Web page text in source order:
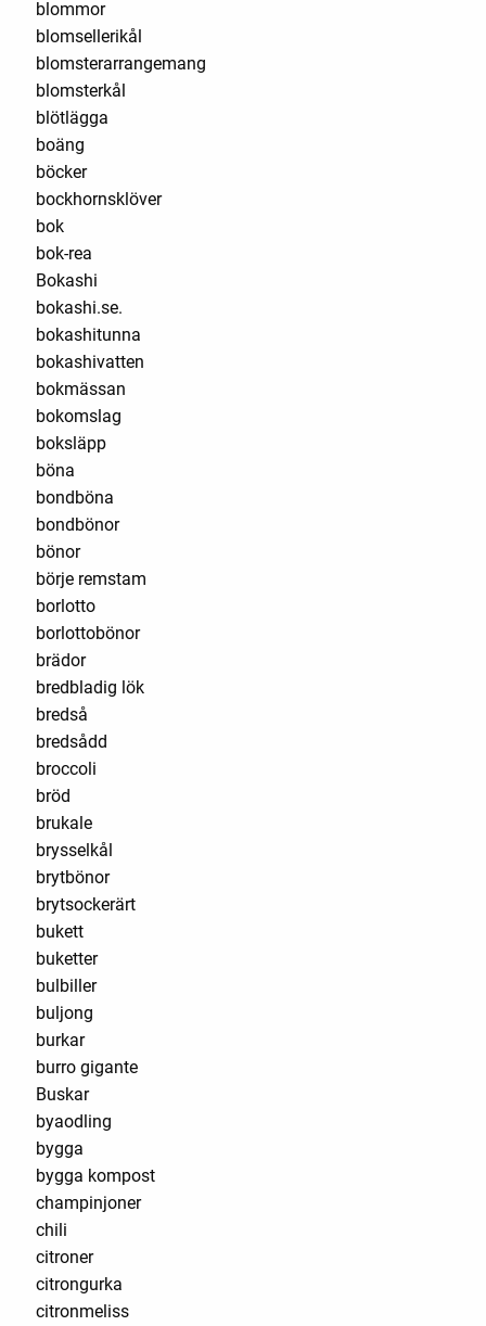
blommor
blomsellerikål
blomsterarrangemang
blomsterkål
blötlägga
boäng
böcker
bockhornsklöver
bok
bok-rea
Bokashi
bokashi.se.
bokashitunna
bokashivatten
bokmässan
bokomslag
boksläpp
böna
bondböna
bondbönor
bönor
börje remstam
borlotto
borlottobönor
brädor
bredbladig lök
bredså
bredsådd
broccoli
bröd
brukale
brysselkål
brytbönor
brytsockerärt
bukett
buketter
bulbiller
buljong
burkar
burro gigante
Buskar
byaodling
bygga
bygga kompost
champinjoner
chili
citroner
citrongurka
citronmeliss